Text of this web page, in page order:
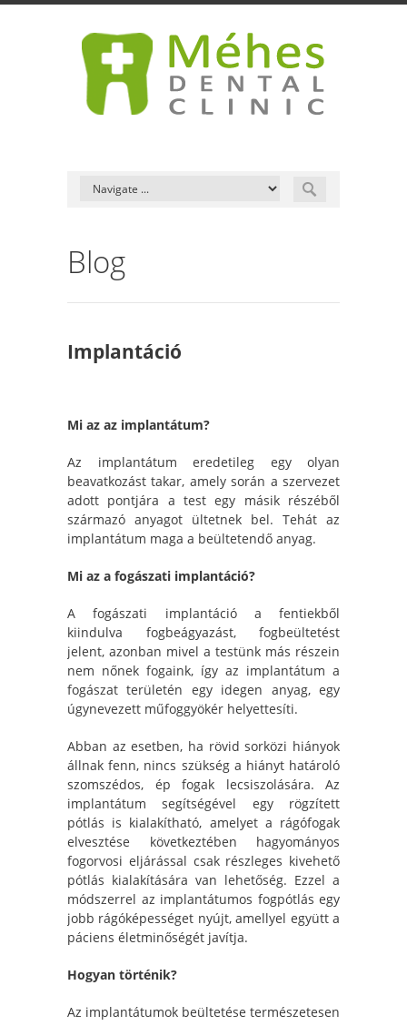
Blog
Implantáció
Mi az az implantátum?
Az implantátum eredetileg egy olyan
beavatkozást takar, amely során a szervezet
adott pontjára a test egy másik részéből
származó anyagot ültetnek bel. Tehát az
implantátum maga a beültetendő anyag.
Mi az a fogászati implantáció?
A fogászati implantáció a fentiekből
kiindulva fogbeágyazást, fogbeültetést
jelent, azonban mivel a testünk más részein
nem nőnek fogaink, így az implantátum a
fogászat területén egy idegen anyag, egy
úgynevezett műfoggyökér helyettesíti.
Abban az esetben, ha rövid sorközi hiányok
állnak fenn, nincs szükség a hiányt határoló
szomszédos, ép fogak lecsiszolására. Az
implantátum segítségével egy rögzített
pótlás is kialakítható, amelyet a rágófogak
elvesztése következtében hagyományos
fogorvosi eljárással csak részleges kivehető
pótlás kialakítására van lehetőség. Ezzel a
módszerrel az implantátumos fogpótlás egy
jobb rágóképességet nyújt, amellyel együtt a
páciens életminőségét javítja.
Hogyan történik?
Az implantátumok beültetése természetesen